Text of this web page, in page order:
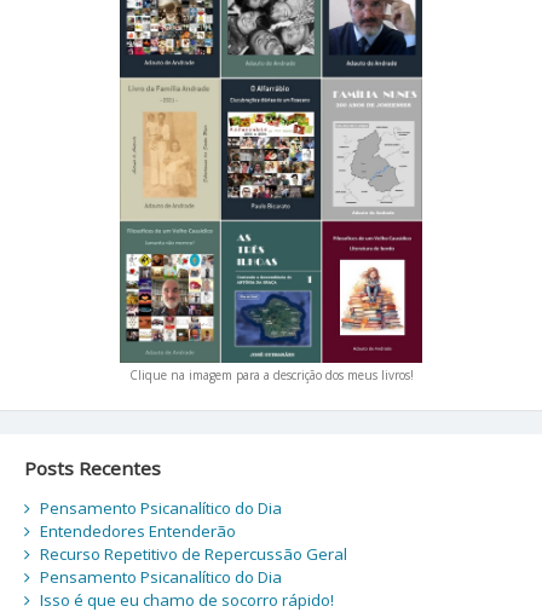
Clique na imagem para a descrição dos meus livros!
Posts Recentes
Pensamento Psicanalítico do Dia
Entendedores Entenderão
Recurso Repetitivo de Repercussão Geral
Pensamento Psicanalítico do Dia
Isso é que eu chamo de socorro rápido!